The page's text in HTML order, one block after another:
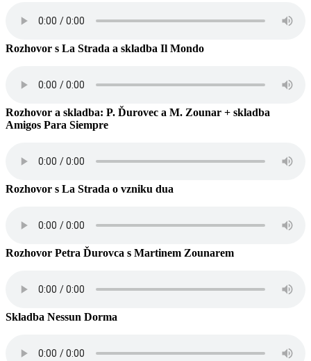
Rozhovor s La Strada a skladba Il Mondo
Rozhovor a skladba: P. Ďurovec a M. Zounar + skladba
Amigos Para Siempre
Rozhovor s La Strada o vzniku dua
Rozhovor Petra Ďurovca s Martinem Zounarem
Skladba Nessun Dorma